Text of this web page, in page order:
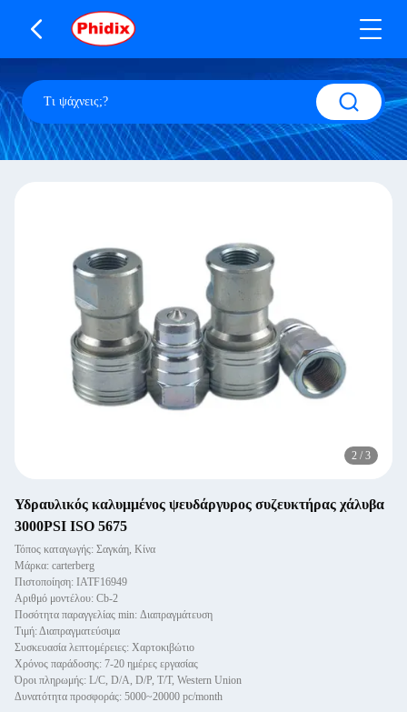
2 / 3
Υδραυλικός καλυμμένος ψευδάργυρος συζευκτήρας χάλυβα
3000PSI ISO 5675
Τόπος καταγωγής: Σαγκάη, Κίνα
Μάρκα: carterberg
Πιστοποίηση: IATF16949
Αριθμό μοντέλου: Cb-2
Ποσότητα παραγγελίας min: Διαπραγμάτευση
Τιμή: Διαπραγματεύσιμα
Συσκευασία λεπτομέρειες: Χαρτοκιβώτιο
Χρόνος παράδοσης: 7-20 ημέρες εργασίας
Όροι πληρωμής: L/C, D/A, D/P, T/T, Western Union
Δυνατότητα προσφοράς: 5000~20000 pc/month